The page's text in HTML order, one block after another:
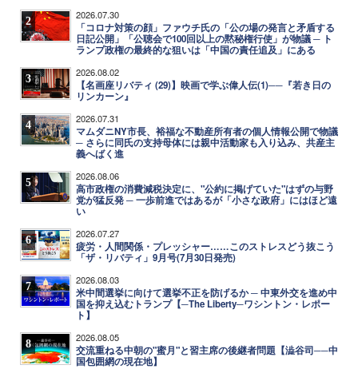
2 2026.07.30
「コロナ対策の顔」ファウチ氏の「公の場の発言と矛盾する
日記公開」「公聴会で100回以上の黙秘権行使」が物議 ─ ト
ランプ政権の最終的な狙いは「中国の責任追及」にある
3 2026.08.02
【名画座リバティ (29)】映画で学ぶ偉人伝(1)──『若き日の
リンカーン』
4 2026.07.31
マムダニNY市長、裕福な不動産所有者の個人情報公開で物議
─ さらに同氏の支持母体には親中活動家も入り込み、共産主
義へばく進
5 2026.08.06
高市政権の消費減税決定に、"公約に掲げていた"はずの与野
党が猛反発 ─ 一歩前進ではあるが「小さな政府」にはほど遠
い
6 2026.07.27
疲労・人間関係・プレッシャー……このストレスどう抜こう
「ザ・リバティ」9月号(7月30日発売)
7 2026.08.03
米中間選挙に向けて選挙不正を防げるか ─ 中東外交を進め中
国を抑え込むトランプ【─The Liberty─ワシントン・レポー
ト】
8 2026.08.05
交流重ねる中朝の"蜜月"と習主席の後継者問題【澁谷司──中
国包囲網の現在地】